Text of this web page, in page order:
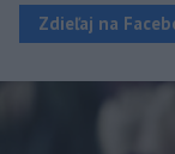
Zdieľaj na